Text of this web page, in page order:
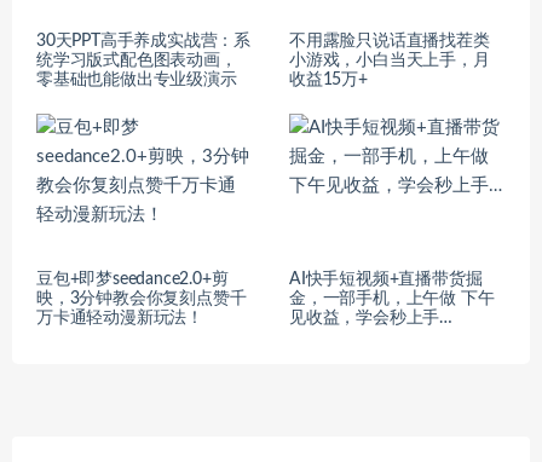
30天PPT高手养成实战营：系
统学习版式配色图表动画，
零基础也能做出专业级演示
不用露脸只说话直播找茬类
小游戏，小白当天上手，月
收益15万+
豆包+即梦seedance2.0+剪
映，3分钟教会你复刻点赞千
万卡通轻动漫新玩法！
AI快手短视频+直播带货掘
金，一部手机，上午做 下午
见收益，学会秒上手…